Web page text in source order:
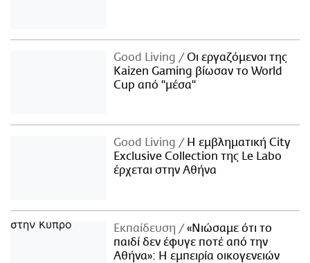
Good Living
Οι εργαζόμενοι της
Kaizen Gaming βίωσαν το World
Cup από "μέσα"
Good Living
Η εμβληματική City
Exclusive Collection της Le Labo
έρχεται στην Αθήνα
Εκπαίδευση
«Νιώσαμε ότι το
παιδί δεν έφυγε ποτέ από την
Αθήνα»: Η εμπειρία οικογενειών